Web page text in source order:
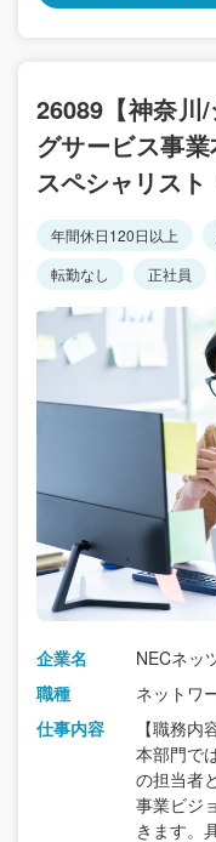
26089【神奈川
グサービス事
スペシャリスト
年間休日120日以上
転勤なし
正社員
企業名
NECネッ
職種
ネットワ
仕事内容
【職務内
本部門で
の担当者
事業ビジ
きます。